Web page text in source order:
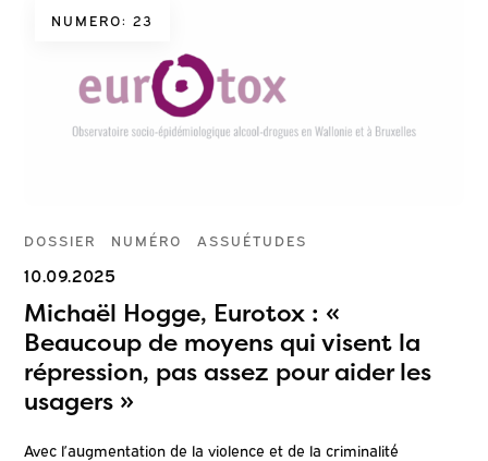
NUMERO: 23
DOSSIER NUMÉRO ASSUÉTUDES
10.09.2025
Michaël Hogge, Eurotox : «
Beaucoup de moyens qui visent la
répression, pas assez pour aider les
usagers »
Avec l’augmentation de la violence et de la criminalité